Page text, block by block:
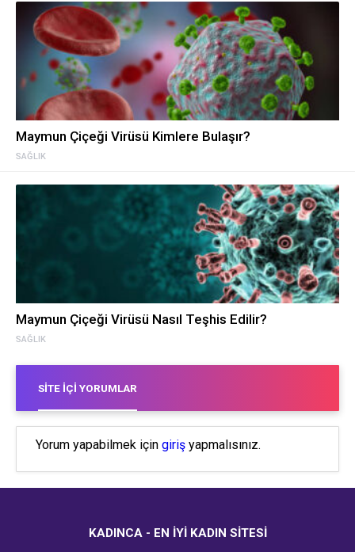
SAĞLIK
Maymun Çiçeği Virüsü Kimlere Bulaşır?
SAĞLIK
Maymun Çiçeği Virüsü Nasıl Teşhis Edilir?
SITE İÇI YORUMLAR
Yorum yapabilmek için giriş yapmalısınız.
KADINCA - EN İYI KADIN SITESI